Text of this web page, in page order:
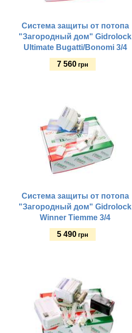
Система защиты от потопа
"Загородный дом" Gidrolock
Ultimate Bugatti/Bonomi 3/4
7 560 грн
Система защиты от потопа
"Загородный дом" Gidrolock
Winner Tiemme 3/4
5 490 грн